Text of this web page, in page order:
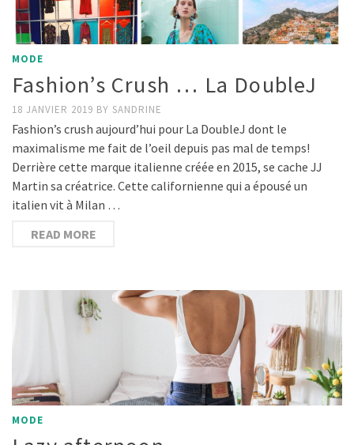
MODE
Fashion’s Crush … La DoubleJ
18 JANVIER 2019 BY SANDRINE
Fashion’s crush aujourd’hui pour La DoubleJ dont le
maximalisme me fait de l’oeil depuis pas mal de temps!
Derrière cette marque italienne créée en 2015, se cache JJ
Martin sa créatrice. Cette californienne qui a épousé un
italien vit à Milan …
READ MORE
MODE